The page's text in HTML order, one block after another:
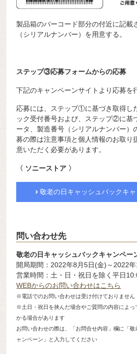
製品箱のバーコード部分の付近に記載
（シリアルナンバー）を用意する。
ステップ③応募フォームからの応募
下記のキャンペーンサイトより応募を
応募には、ステップ①に基づき取得し
ック受付番号および、ステップ②に基
ータ、製造番号（シリアルナンバー）
募の際は注意事項と個人情報のお取り
意いただく必要があります。
〈 ソニーストア 〉
敬老の日キャッシュバックキ
問い合わせ先
敬老の日キャッシュバックキャンペー
開局期間：2022年8月5日(金)～2022
営業時間：土・日・祝日を除く平日
WEBからのお問い合わせはこちら
※電話でのお問い合わせは受け付けておりません
※土日・祝日を挟んだ場合やご質問の内容によっ
かる場合があります
お問い合わせの際は、「お問合せ内容」欄に「敬
ャンペーン 」と入力してください